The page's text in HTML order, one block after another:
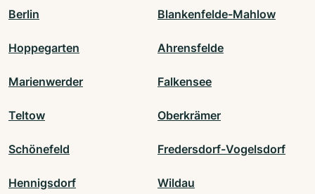
Berlin Blankenfelde-Mahlow
Hoppegarten Ahrensfelde
Marienwerder Falkensee
Teltow Oberkrämer
Schönefeld Fredersdorf-Vogelsdorf
Hennigsdorf Wildau